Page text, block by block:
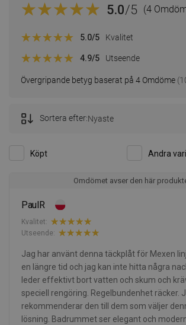
5.0/5 (4
Övergripande betyg baserat på 4 Omdöme
5.0/5 Kvalitet
4.9/5 Utseende
Köpt Andra
Sortera efter:Nyaste
Omdömet avser den här
PaulR
Kvalitet:
Utseende:
Jag har använt denna täckplåt för Mexen
en längre tid och jag kan inte hitta några
leder effektivt bort vatten och skum och
speciell rengöring. Regelbundenhet räcker.
rekommenderar den till dem som väljer
lösning. Badrummet ser elegant och